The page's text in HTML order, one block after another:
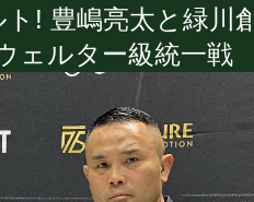
! 豊嶋亮太と緑川
ェルター級統一戦